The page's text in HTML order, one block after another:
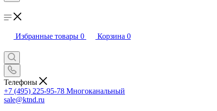
Избранные товары 0 Корзина 0
Телефоны
+7 (495) 225-95-78 Многоканальный
sale@ktnd.ru